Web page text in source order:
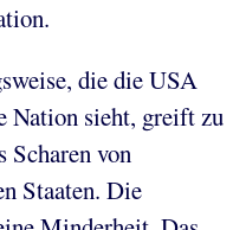
die die USA
Nation sieht, greift zu
Scharen von
Staaten. Die